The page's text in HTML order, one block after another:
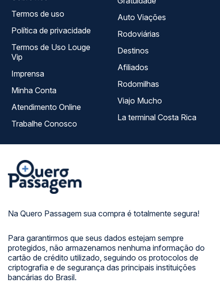
Na Quero Passagem sua compra é totalmente segura!
Para garantirmos que seus dados estejam sempre
protegidos, não armazenamos nenhuma informação do
cartão de crédito utilizado, seguindo os protocolos de
criptografia e de segurança das principais instituições
bancárias do Brasil.
Termos de uso
Política de privacidade
Termos de Uso Louge
Vip
Imprensa
Minha Conta
Atendimento Online
Trabalhe Conosco
Auto Viações
Rodoviárias
Destinos
Afiliados
Rodomilhas
Viajo Mucho
La terminal Costa Rica